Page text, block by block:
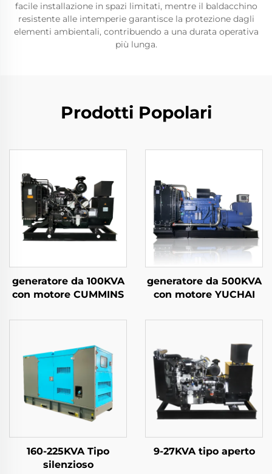
facile installazione in spazi limitati, mentre il baldacchino
resistente alle intemperie garantisce la protezione dagli
elementi ambientali, contribuendo a una durata operativa
più lunga.
Prodotti Popolari
generatore da 100KVA
con motore CUMMINS
generatore da 500KVA
con motore YUCHAI
160-225KVA Tipo
silenzioso
9-27KVA tipo aperto